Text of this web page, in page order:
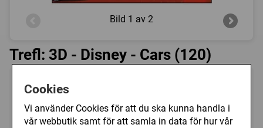
Cookies
Vi använder Cookies för att du ska kunna handla i
vår webbutik samt för att samla in data för hur vår
Bild 1 av 2
Trefl: 3D - Disney - Cars (120)
Tillverkare:
Antal bitar:
120
Storlek:16,7 x 13,3